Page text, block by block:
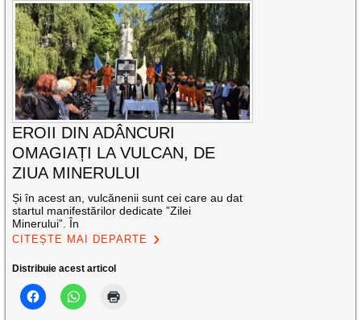
EROII DIN ADÂNCURI
OMAGIAȚI LA VULCAN, DE
ZIUA MINERULUI
Și în acest an, vulcănenii sunt cei care au dat
startul manifestărilor dedicate ”Zilei
Minerului”. În
CITEȘTE MAI DEPARTE
Distribuie acest articol